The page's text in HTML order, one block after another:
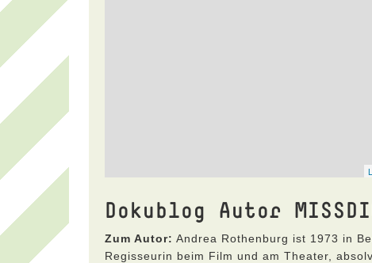
Dokublog Autor
Zum Autor: Andrea Rothenburg ist 1973 in
Regisseurin beim Film und am Theater,